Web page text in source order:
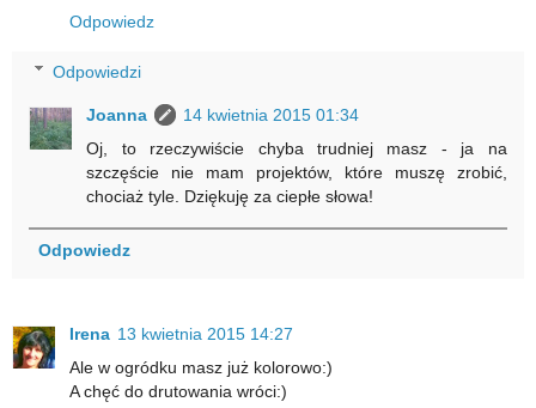
Odpowiedz
Odpowiedzi
Joanna
14 kwietnia 2015 01:34
Oj, to rzeczywiście chyba trudniej masz - ja na
szczęście nie mam projektów, które muszę zrobić,
chociaż tyle. Dziękuję za ciepłe słowa!
Odpowiedz
Irena 13 kwietnia 2015 14:27
Ale w ogródku masz już kolorowo:)
A chęć do drutowania wróci:)